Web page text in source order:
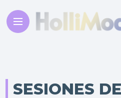
SESIONES